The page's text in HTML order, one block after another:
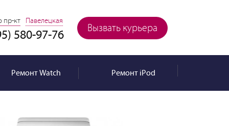
Вызвать курьера
пр-кт Павелецкая
580-97-76
РемонтWatch РемонтiPod